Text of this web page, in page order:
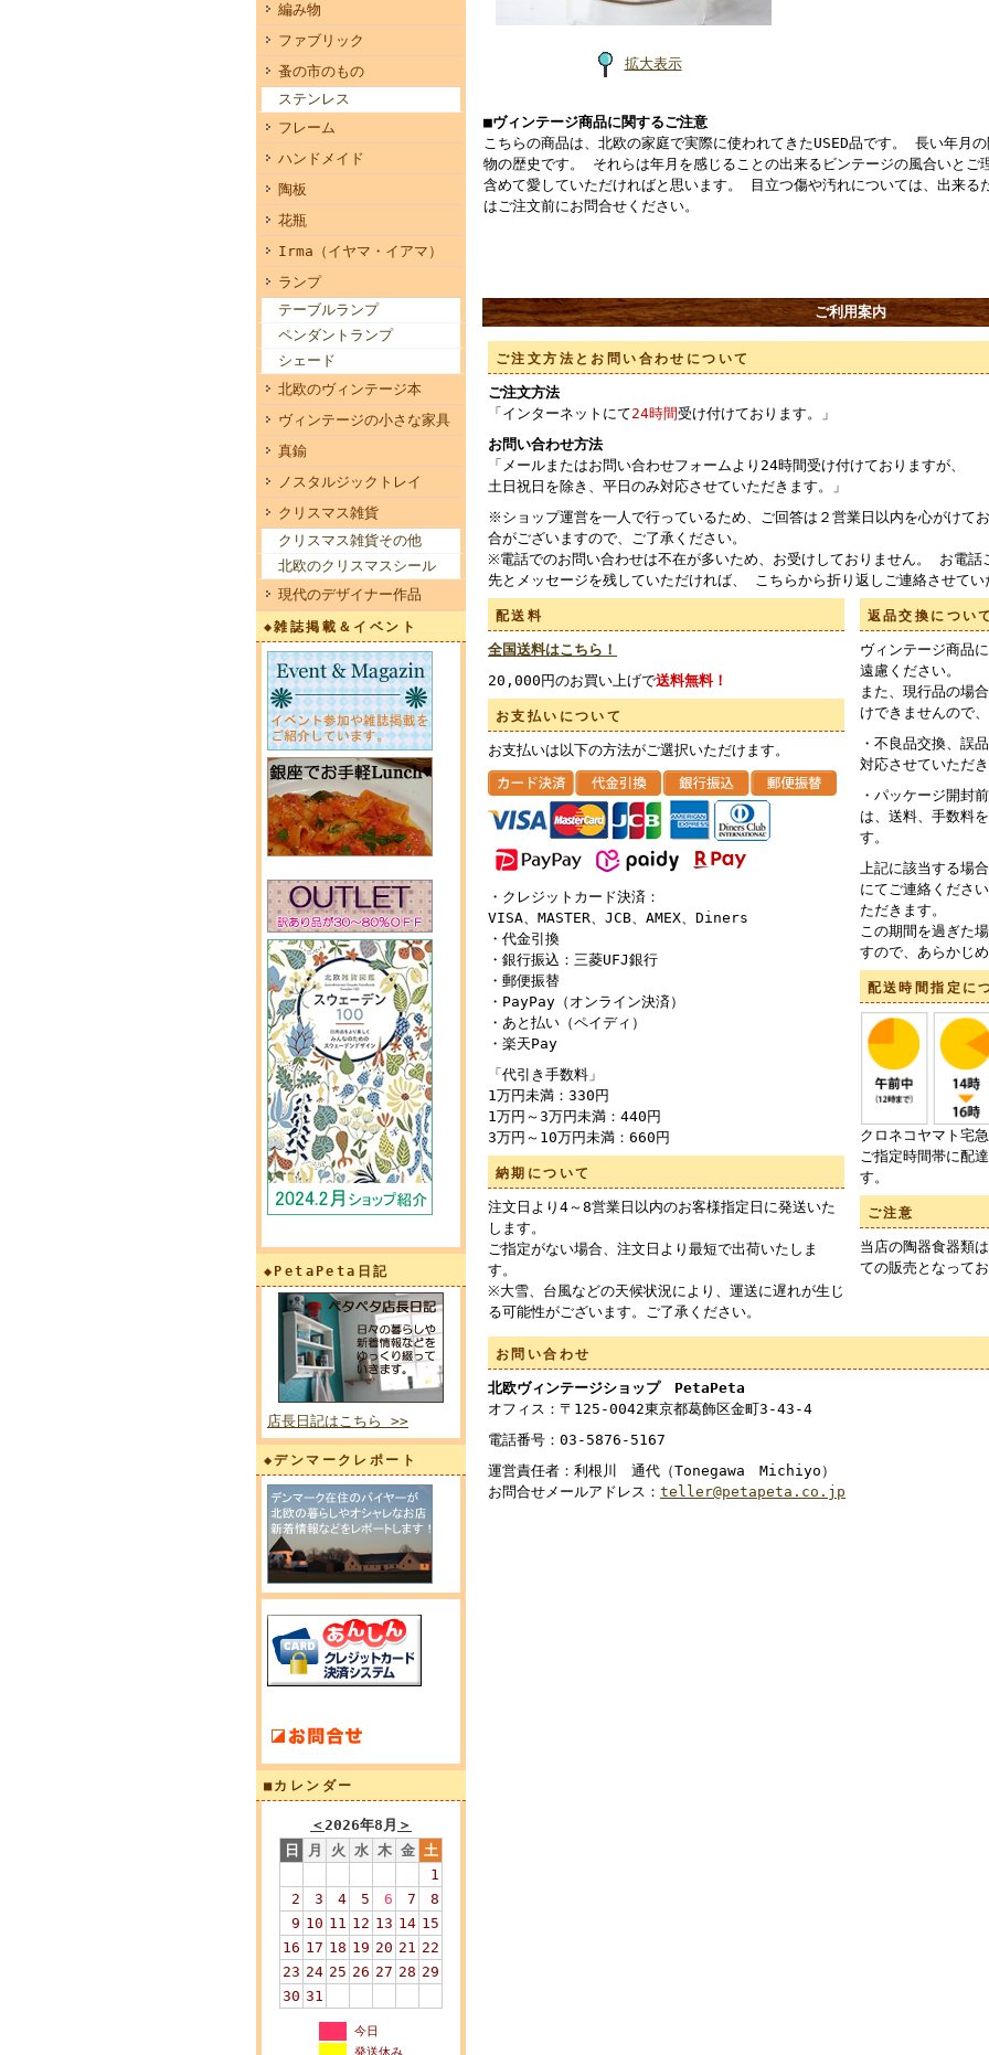
編み物
ファブリック
蚤の市のもの
ステンレス
フレーム
ハンドメイド
陶板
花瓶
Irma（イヤマ・イアマ）
ランプ
テーブルランプ
ペンダントランプ
シェード
北欧のヴィンテージ本
ヴィンテージの小さな家具
真鍮
ノスタルジックトレイ
クリスマス雑貨
クリスマス雑貨その他
北欧のクリスマスシール
現代のデザイナー作品
◆雑誌掲載＆イベント
◆PetaPeta日記
店長日記はこちら >>
◆デンマークレポート
■カレンダー
＜2026年8月 ＞
日
月 火 水 木 金 土
1
2
3 4 5 6 7
8
9 10 11 12 13 14 15
16 17 18 19 20 21 22
23 24 25 26 27 28 29
30 31
今日
拡大表示
■ヴィンテージ商品に関するご注意
こちらの商品は、北欧の家庭で実際に使われてきたUSED品です。 長い年月
物の歴史です。 それらは年月を感じることの出来るビンテージの風合いと
含めて愛していただければと思います。 目立つ傷や汚れについては、出来る
はご注文前にお問合せください。
ご利用案内
ご注文方法とお問い合わせについて
ご注文方法
「インターネットにて24時間受け付けております。」
お問い合わせ方法
「メールまたはお問い合わせフォームより24時間受け付けておりますが、
土日祝日を除き、平日のみ対応させていただきます。」
※ショップ運営を一人で行っているため、ご回答は２営業日以内を心がけて
合がございますので、ご了承ください。
※電話でのお問い合わせは不在が多いため、お受けしておりません。 お電話
先とメッセージを残していただければ、 こちらから折り返しご連絡させてい
配送料
全国送料はこちら！
20,000円のお買い上げで送料無料！
お支払いについて
お支払いは以下の方法がご選択いただけます。
・クレジットカード決済：
VISA、MASTER、JCB、AMEX、Diners
・代金引換
・銀行振込：三菱UFJ銀行
・郵便振替
・PayPay（オンライン決済）
・あと払い（ペイディ）
・楽天Pay
「代引き手数料」
1万円未満：330円
1万円～3万円未満：440円
3万円～10万円未満：660円
納期について
注文日より4～8営業日以内のお客様指定日に発送いた
します。
ご指定がない場合、注文日より最短で出荷いたしま
す。
※大雪、台風などの天候状況により、運送に遅れが生じ
る可能性がございます。ご了承ください。
返品交換につい
ヴィンテージ商品
遠慮ください。
また、現行品の場
けできませんので
・不良品交換、誤
対応させていただ
・パッケージ開封
は、送料、手数料
す。
上記に該当する場
にてご連絡くださ
ただきます。
この期間を過ぎた
すので、あらかじ
配送時間指定に
クロネコヤマト宅
ご指定時間帯に配
す。
ご注意
当店の陶器食器類
ての販売となって
お問い合わせ
北欧ヴィンテージショップ PetaPeta
オフィス：〒125-0042東京都葛飾区金町3-43-4
電話番号：03-5876-5167
運営責任者：利根川 通代（Tonegawa Michiyo）
お問合せメールアドレス： teller@petapeta.co.jp